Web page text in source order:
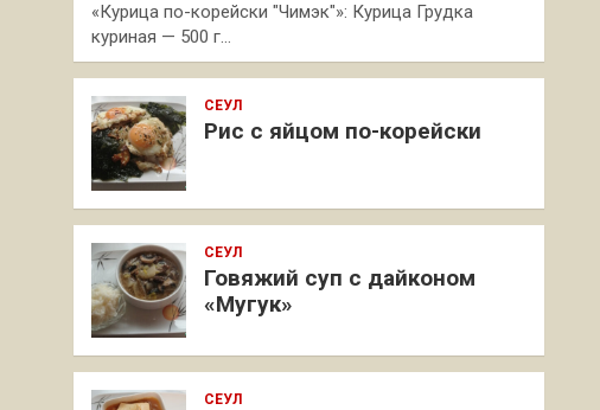
«Курица по-корейски "Чимэк"»: Курица Грудка
куриная — 500 г…
СЕУЛ
Рис с яйцом по-корейски
СЕУЛ
Говяжий суп с дайконом
«Мугук»
СЕУЛ